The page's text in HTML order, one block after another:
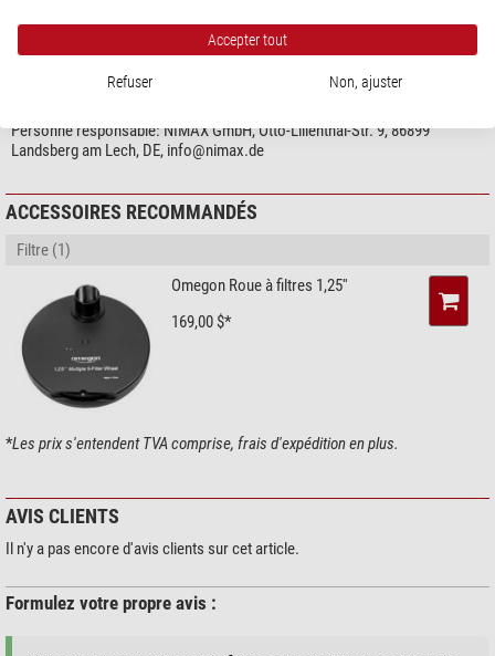
Utilisable pour des photos
Observation: jour et crépuscule
oui
Venus
oui
Mars
oui
Jupiter
Saturne
oui
Comètes
SÉCURITÉ DES PRODUITS
Suzhou ZWO Co., Ltd., Moon bay road 6, SuZhou Industrial
Personne responsable:NIMAX GmbH, Otto-Lilienthal-Str. 9, 86899
Landsberg am Lech, DE, info@nimax.de
ACCESSOIRES RECOMMANDÉS
Filtre (1)
Omegon Roue à filtres 1,25''
169,00 $*
*Les prix s'entendent TVA comprise, frais d'expédition en plus.
AVIS CLIENTS
Il n'y a pas encore d'avis clients sur cet article.
Formulez votre propre avis :
Accepter tout
Refuser Non, ajuster